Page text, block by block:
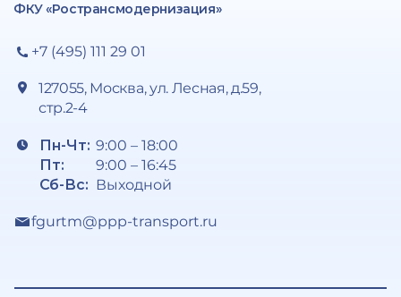
ФКУ «Ространсмодернизация»
+7 (495) 111 29 01
127055, Москва, ул. Лесная, д.59,
стр.2-4
Пн-Чт:
Пт:
Сб-Вс:
9:00 – 18:00
9:00 – 16:45
Выходной
fgurtm@ppp-transport.ru